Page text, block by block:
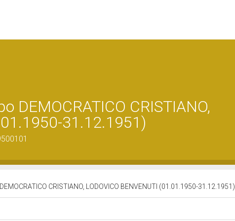
DEMOCRATICO CRISTIANO,
31.12.1951)
CRISTIANO, LODOVICO BENVENUTI (01.01.1950-31.12.1951)